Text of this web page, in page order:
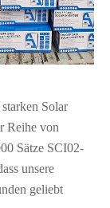
Solar
Reihe von
Sätze SCI02-
unsere
geliebt